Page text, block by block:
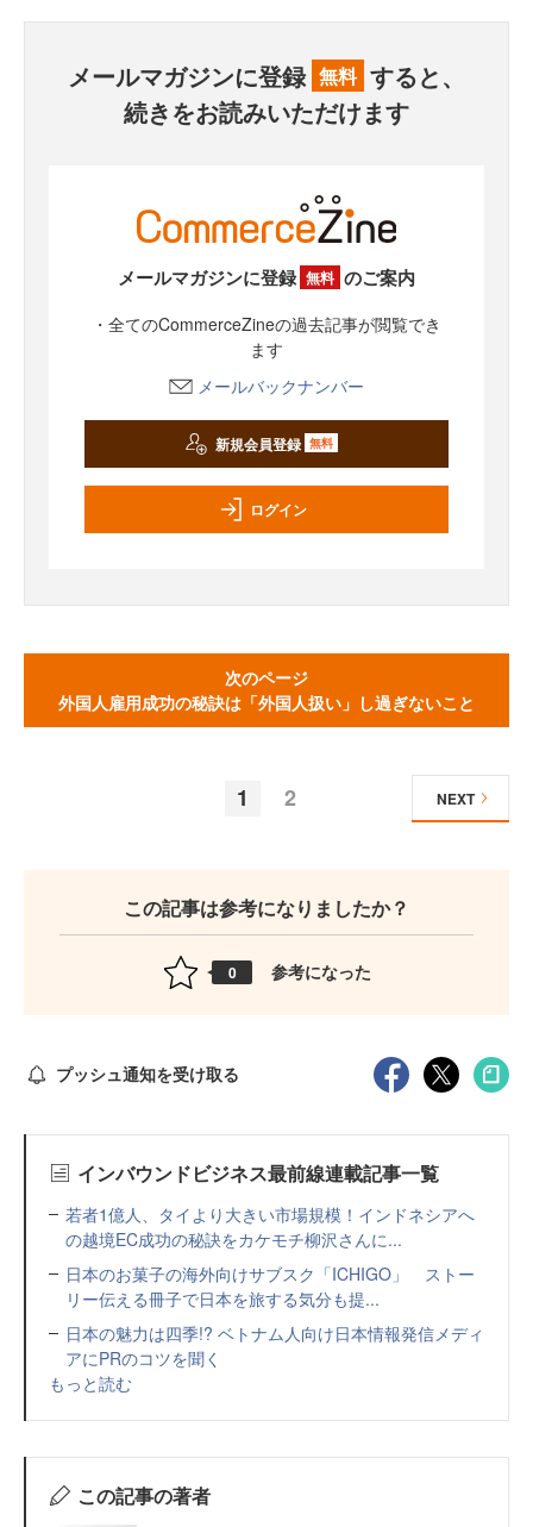
メールマガジンに登録 無料 すると、
続きをお読みいただけます
メールマガジンに登録 無料 のご案内
・全てのCommerceZineの過去記事が閲覧でき
ます
メールバックナンバー
新規会員登録 無料
ログイン
次のページ
外国人雇用成功の秘訣は「外国人扱い」し過ぎないこと
1 2 NEXT
この記事は参考になりましたか？
0 参考になった
プッシュ通知を受け取る
インバウンドビジネス最前線連載記事一覧
若者1億人、タイより大きい市場規模！インドネシアへ
の越境EC成功の秘訣をカケモチ柳沢さんに...
日本のお菓子の海外向けサブスク「ICHIGO」 ストー
リー伝える冊子で日本を旅する気分も提...
日本の魅力は四季!? ベトナム人向け日本情報発信メディ
アにPRのコツを聞く
もっと読む
この記事の著者